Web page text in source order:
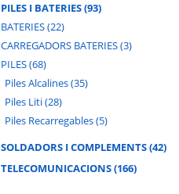
PILES I BATERIES (93)
BATERIES (22)
CARREGADORS BATERIES (3)
PILES (68)
Piles Alcalines (35)
Piles Liti (28)
Piles Recarregables (5)
SOLDADORS I COMPLEMENTS (42)
TELECOMUNICACIONS (166)